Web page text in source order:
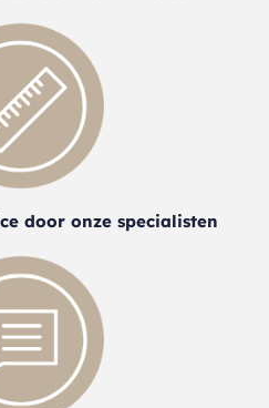
door onze specialisten